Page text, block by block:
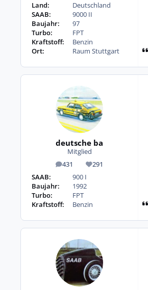
Land:
Deutschland
SAAB:
9000 II
Baujahr:
97
Turbo:
FPT
Kraftstoff:
Benzin
Ort:
Raum Stuttgart
deutsche ba
Mitglied
431
Beiträge 291
Reputation
SAAB:
900 I
Baujahr:
1992
Turbo:
FPT
Kraftstoff:
Benzin